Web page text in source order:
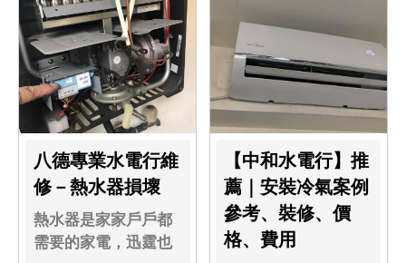
八德專業水電行維
修－熱水器損壞
熱水器是家家戶戶都
需要的家電，迅霆也
【中和水電行】推
薦｜安裝冷氣案例
參考、裝修、價
格、費用